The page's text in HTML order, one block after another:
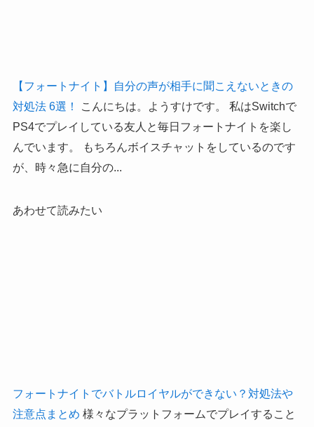
【フォートナイト】自分の声が相手に聞こえないときの
対処法 6選！
こんにちは。ようすけです。 私はSwitchで
PS4でプレイしている友人と毎日フォートナイトを楽し
んでいます。 もちろんボイスチャットをしているのです
が、時々急に自分の...
あわせて読みたい
フォートナイトでバトルロイヤルができない？対処法や
注意点まとめ 様々なプラットフォームでプレイすること